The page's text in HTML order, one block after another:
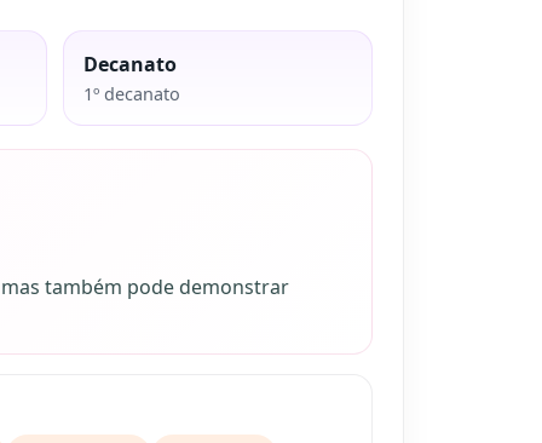
Decanato
1º decanato
também pode demonstrar